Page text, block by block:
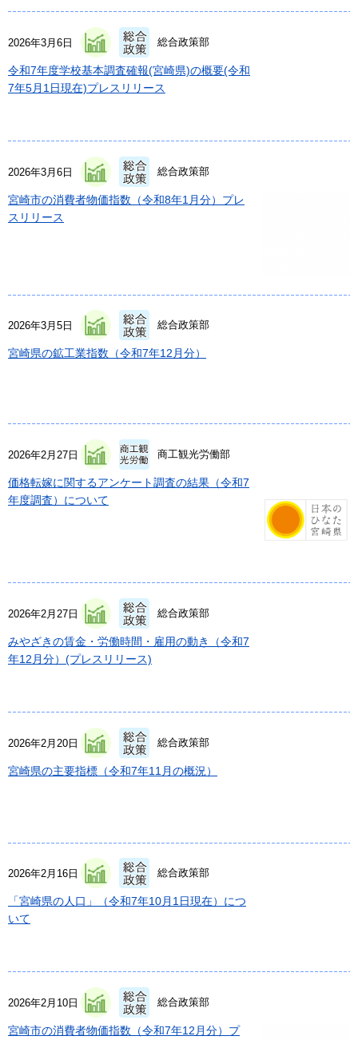
2026年3月6日 総合政策部
令和7年度学校基本調査確報(宮崎県)の概要(令和
7年5月1日現在)プレスリリース
2026年3月6日 総合政策部
宮崎市の消費者物価指数（令和8年1月分）プレ
スリリース
2026年3月5日 総合政策部
宮崎県の鉱工業指数（令和7年12月分）
2026年2月27日 商工観光労働部
価格転嫁に関するアンケート調査の結果（令和7
年度調査）について
2026年2月27日 総合政策部
みやざきの賃金・労働時間・雇用の動き（令和7
年12月分）(プレスリリース)
2026年2月20日 総合政策部
宮崎県の主要指標（令和7年11月の概況）
2026年2月16日 総合政策部
「宮崎県の人口」（令和7年10月1日現在）につ
いて
2026年2月10日 総合政策部
宮崎市の消費者物価指数（令和7年12月分）プ